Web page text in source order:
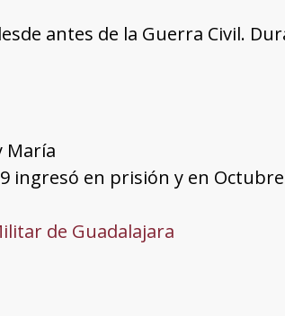
antes de la Guerra Civil.
María
ingresó en prisión y en
de Guadalajara